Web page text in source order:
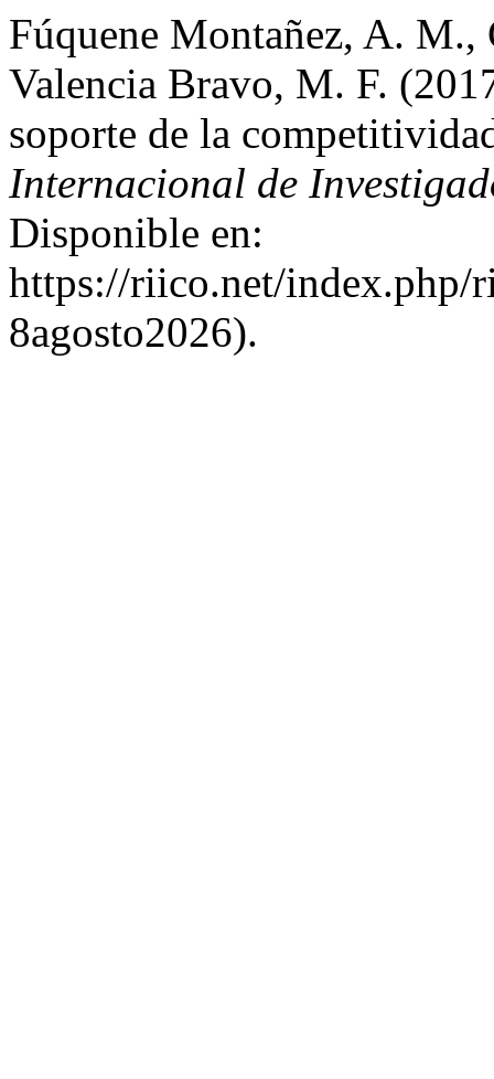
Fúquene Montañez, A. M.,
Valencia Bravo, M. F.
soporte de la
Internacional de
Disponible en:
https://riico.net/
8agosto2026).